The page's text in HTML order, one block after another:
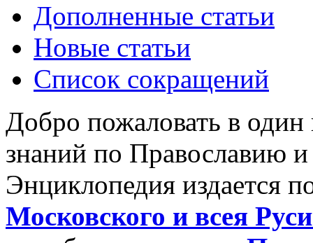
Дополненные статьи
Новые статьи
Список сокращений
Добро пожаловать в
знаний по Православию
Энциклопедия издается
Московского и всея